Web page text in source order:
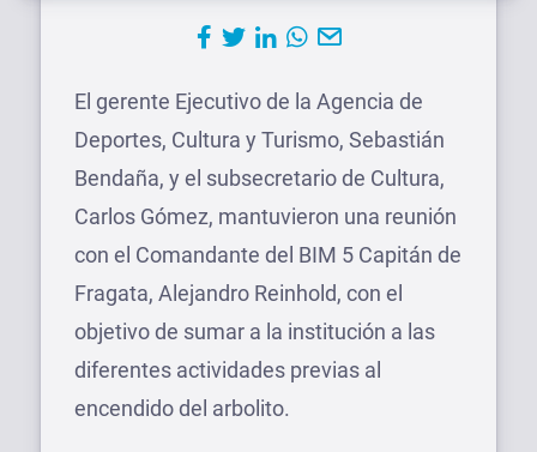
El gerente Ejecutivo de la Agencia de
Deportes, Cultura y Turismo, Sebastián
Bendaña, y el subsecretario de Cultura,
Carlos Gómez, mantuvieron una reunión
con el Comandante del BIM 5 Capitán de
Fragata, Alejandro Reinhold, con el
objetivo de sumar a la institución a las
diferentes actividades previas al
encendido del arbolito.